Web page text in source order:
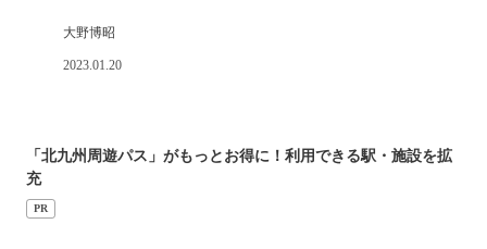
大野博昭
2023.01.20
「北九州周遊パス」がもっとお得に！利用できる駅・施設を拡
充
PR